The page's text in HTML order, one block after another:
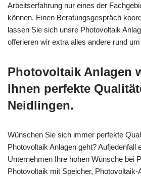
Arbeitserfahrung nur eines der
können. Einen Beratungsgespräch
lassen Sie sich unsre Photovoltaik
offerieren wir extra alles andere rund
Photovoltaik Anlagen
Ihnen perfekte
Neidlingen.
Wünschen Sie sich immer perfekte
Photovoltaik Anlagen geht? Aufjedenfall
Unternehmen Ihre hohen Wünsche bei
Photovoltaik mit Speicher, Photovoltaik-